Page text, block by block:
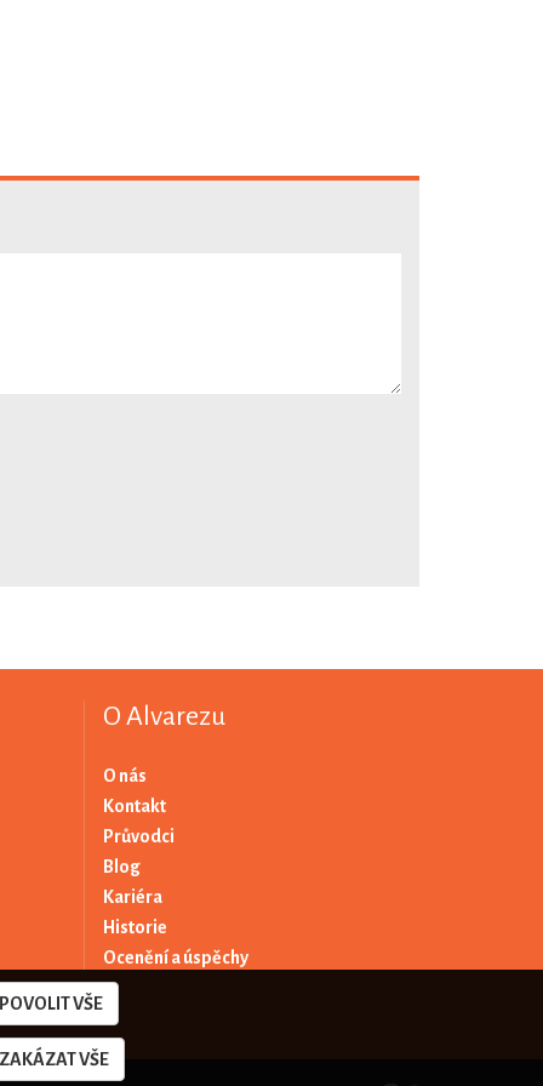
POVOLIT VŠE
ZAKÁZAT VŠE
O Alvarezu
O nás
Kontakt
Průvodci
Blog
Kariéra
Historie
Ocenění a úspěchy